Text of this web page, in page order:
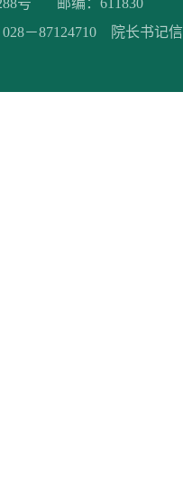
号 邮编：611830
－87124710 院长书记信